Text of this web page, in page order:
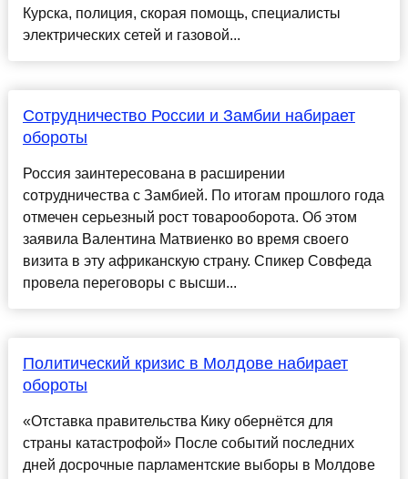
Курска, полиция, скорая помощь, специалисты
электрических сетей и газовой...
Сотрудничество России и Замбии набирает
обороты
Россия заинтересована в расширении
сотрудничества с Замбией. По итогам прошлого года
отмечен серьезный рост товарооборота. Об этом
заявила Валентина Матвиенко во время своего
визита в эту африканскую страну. Спикер Совфеда
провела переговоры с высши...
Политический кризис в Молдове набирает
обороты
«Отставка правительства Кику обернётся для
страны катастрофой» После событий последних
дней досрочные парламентские выборы в Молдове